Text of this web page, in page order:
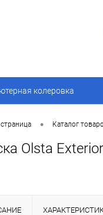
колеровка
• Каталог
Olsta